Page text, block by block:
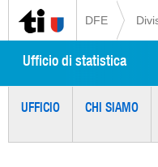
DFE
Ufficio di statistica
UFFICIO CHI SIAMO